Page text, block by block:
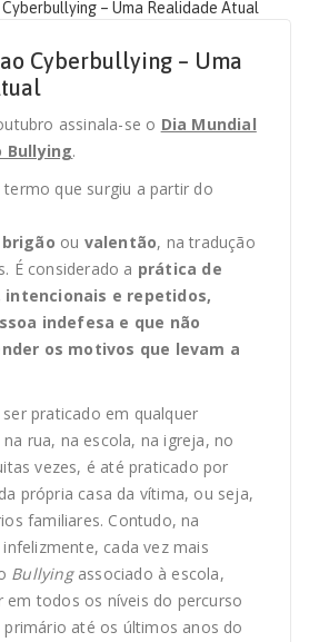
Cyberbullying – Uma
assinala-se o Dia Mundial
Bullying.
que surgiu a partir do
brigão ou valentão, na tradução
É considerado a prática de
e repetidos,
indefesa e que não
os motivos que levam a
praticado em qualquer
rua, na escola, na igreja, no
vezes, é até praticado por
própria casa da vítima, ou seja,
familiares. Contudo, na
cada vez mais
Bullyingassociado à escola,
em todos os níveis do percurso
primário até os últimos anos do